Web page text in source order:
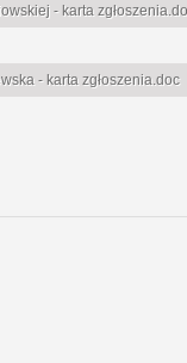
- karta
- karta zgłoszenia.doc